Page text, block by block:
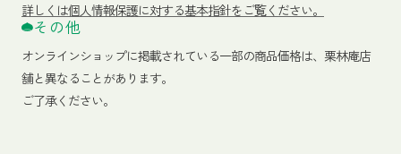
詳しくは個人情報保護に対する基本指針をご覧ください。
その他
オンラインショップに掲載されている一部の商品価格は、栗林庵店
舗と異なることがあります。
ご了承ください。